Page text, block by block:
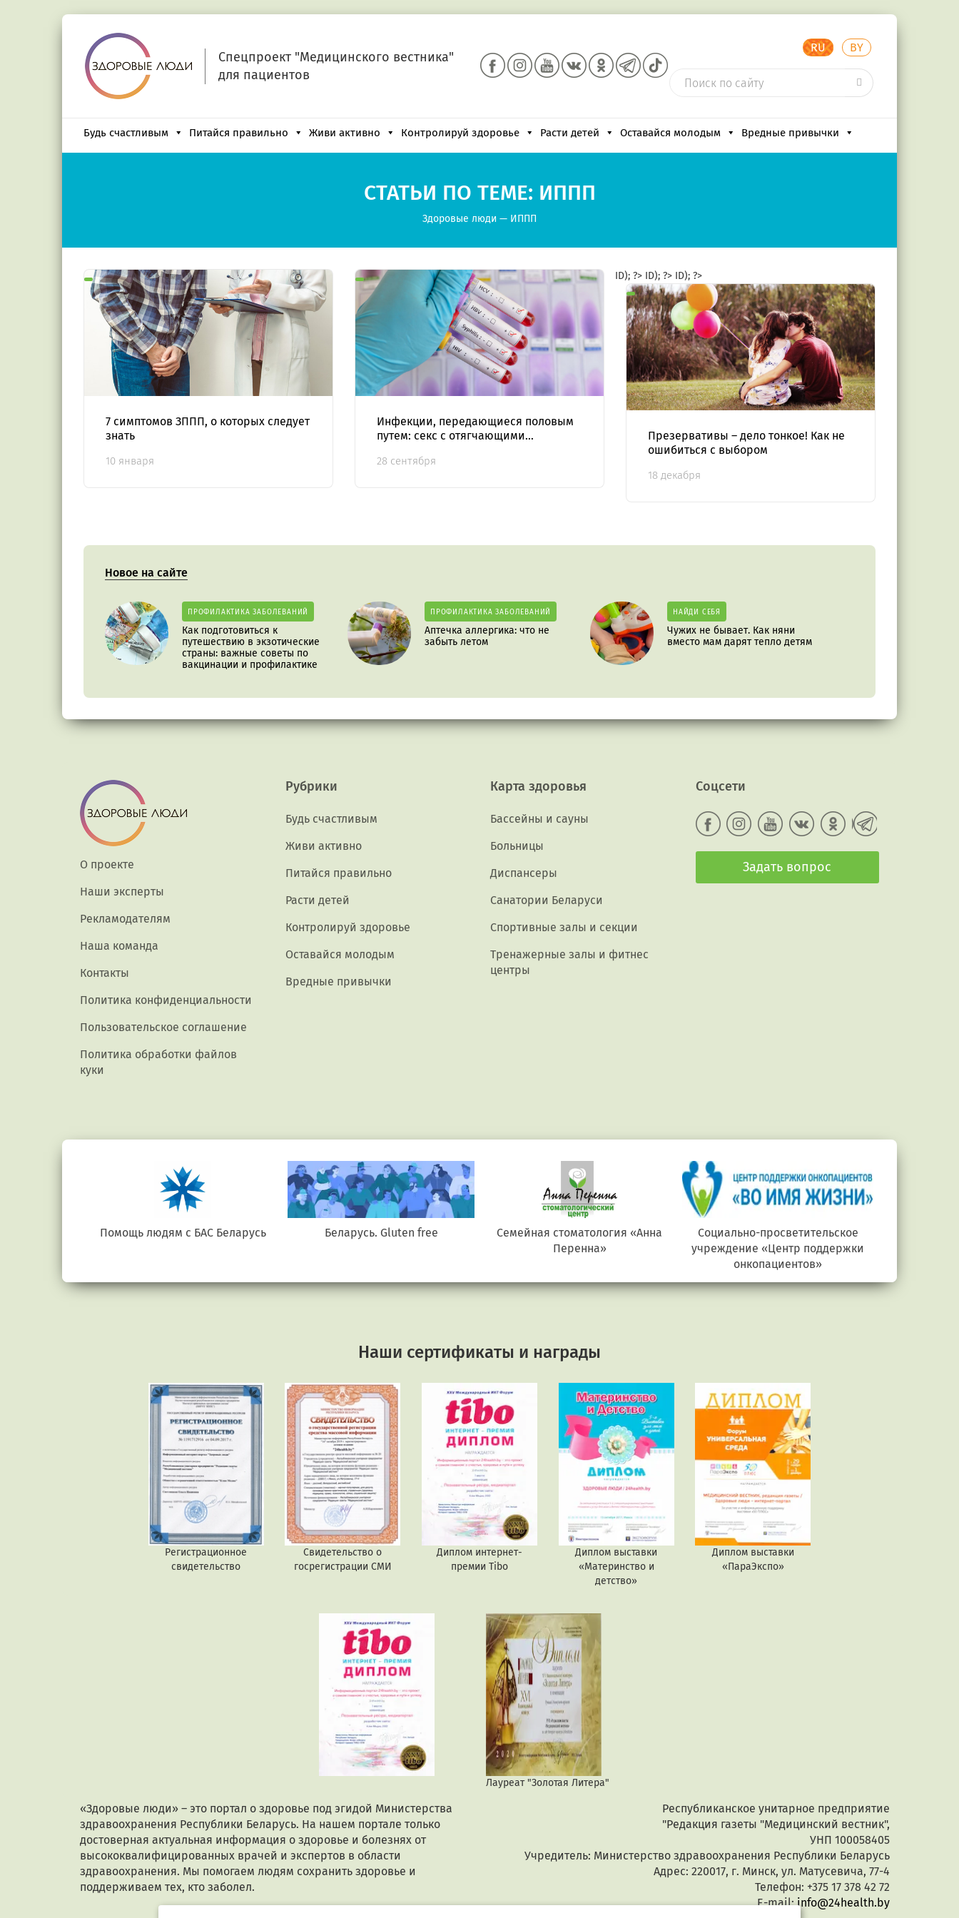
Спецпроект "Медицинского вестника"
для пациентов
RU BY
Будь счастливым Питайся правильно Живи активно Контролируй здоровье Расти детей Оставайся молодым Вредные привычки
СТАТЬИ ПО ТЕМЕ: ИППП
Здоровые люди — ИППП
ID); ?>
7 симптомов ЗППП, о которых следует
знать
10 января
ID); ?>
Инфекции, передающиеся половым
путем: секс с отягчающими
28 сентября
ID); ?>
Презервативы – дело тонкое! Как не
ошибиться с выбором
18 декабря
Новое на сайте
ПРОФИЛАКТИКА ЗАБОЛЕВАНИЙ
Как подготовиться к
путешествию в экзотические
страны: важные советы по
вакцинации и профилактике
ПРОФИЛАКТИКА ЗАБОЛЕВАНИЙ
Аптечка аллергика: что не
забыть летом
НАЙДИ СЕБЯ
Чужих не бывает. Как няни
вместо мам дарят тепло детям
О проекте
Наши эксперты
Рекламодателям
Наша команда
Контакты
Политика конфиденциальности
Пользовательское соглашение
Политика обработки файлов
куки
Рубрики
Будь счастливым
Живи активно
Питайся правильно
Расти детей
Контролируй здоровье
Оставайся молодым
Вредные привычки
Карта здоровья
Бассейны и сауны
Больницы
Диспансеры
Санатории Беларуси
Спортивные залы и секции
Тренажерные залы и фитнес
центры
Соцсети
Задать вопрос
Помощь людям с БАС Беларусь Беларусь. Gluten free
Семейная стоматология «Анна
Перенна»
Социально-просветительское
учреждение «Центр поддержки
онкопациентов»
Наши сертификаты и награды
Регистрационное
свидетельство
Свидетельство о
госрегистрации СМИ
Диплом интернет-
премии Tibo
Диплом выставки
«Материнство и
детство»
Диплом выставки
«ПараЭкспо»
Лауреат "Золотая Литера"
«Здоровые люди» – это портал о здоровье под эгидой Министерства
здравоохранения Республики Беларусь. На нашем портале только
достоверная актуальная информация о здоровье и болезнях от
высококвалифицированных врачей и экспертов в области
здравоохранения. Мы помогаем людям сохранить здоровье и
поддерживаем тех, кто заболел.
Республиканское унитарное предприятие
"Редакция газеты "Медицинский вестник",
УНП 100058405
Учредитель: Министерство здравоохранения Республики Беларусь
Адрес: 220017, г. Минск, ул. Матусевича, 77-4
Телефон: +375 17 378 42 72
E-mail:info@24health.by